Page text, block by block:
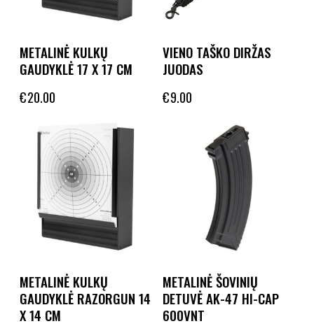
METALINĖ KULKŲ
GAUDYKLĖ 17 X 17 CM
€20.00
VIENO TAŠKO DIRŽAS
JUODAS
€9.00
METALINĖ KULKŲ
GAUDYKLĖ RAZORGUN 14
X 14 CM
METALINĖ ŠOVINIŲ
DETUVĖ AK-47 HI-CAP
600VNT